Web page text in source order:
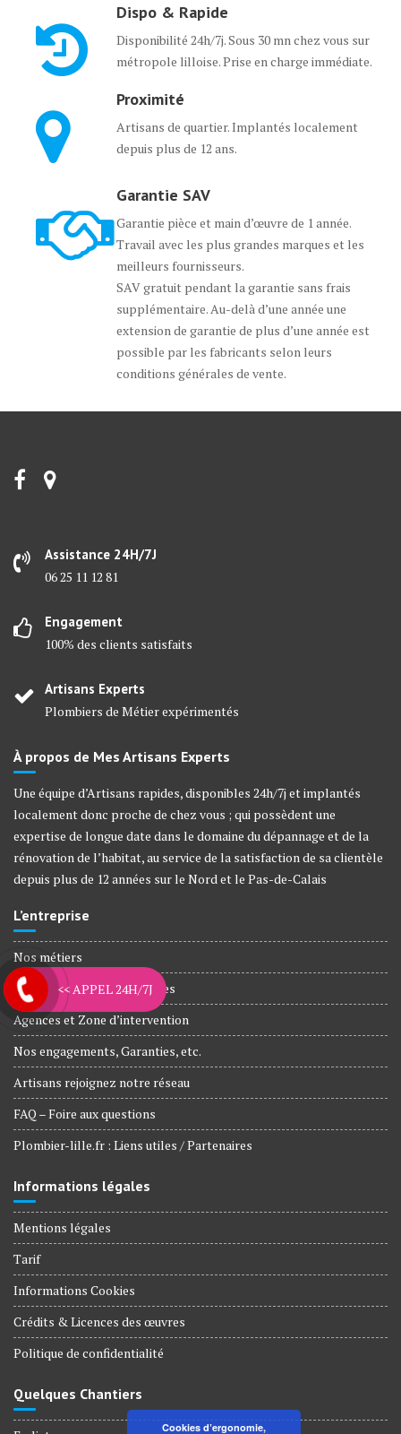
Dispo & Rapide
Disponibilité 24h/7j. Sous 30 mn chez vous sur
métropole lilloise. Prise en charge immédiate.
Proximité
Artisans de quartier. Implantés localement
depuis plus de 12 ans.
Garantie SAV
Garantie pièce et main d’œuvre de 1 année.
Travail avec les plus grandes marques et les
meilleurs fournisseurs.
SAV gratuit pendant la garantie sans frais
supplémentaire. Au-delà d’une année une
extension de garantie de plus d’une année est
possible par les fabricants selon leurs
conditions générales de vente.
Assistance 24H/7J
06 25 11 12 81
Engagement
100% des clients satisfaits
Artisans Experts
Plombiers de Métier expérimentés
À propos de Mes Artisans Experts
Une équipe d’Artisans rapides, disponibles 24h/7j et implantés
localement donc proche de chez vous ; qui possèdent une
expertise de longue date dans le domaine du dépannage et de la
rénovation de l’habitat, au service de la satisfaction de sa clientèle
depuis plus de 12 années sur le Nord et le Pas-de-Calais
L’entreprise
Nos métiers
Plombiers Agréé Assurances
Agences et Zone d’intervention
Nos engagements, Garanties, etc.
Artisans rejoignez notre réseau
FAQ – Foire aux questions
Plombier-lille.fr : Liens utiles / Partenaires
Informations légales
Mentions légales
Tarif
Informations Cookies
Crédits & Licences des œuvres
Politique de confidentialité
Quelques Chantiers
<< APPEL 24H/7J
Cookies d’ergonomie,